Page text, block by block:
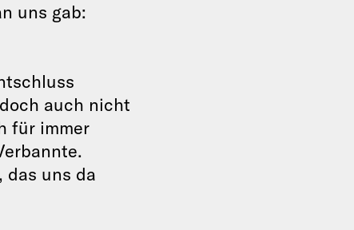
uns gab:
auch nicht
für immer
das uns da